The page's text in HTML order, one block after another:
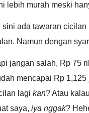
lebih murah meski
sini ada tawaran
Namun dengan
jangan salah, Rp 75
mencapai Rp
lagi kan? Atau
saya, iya nggak?